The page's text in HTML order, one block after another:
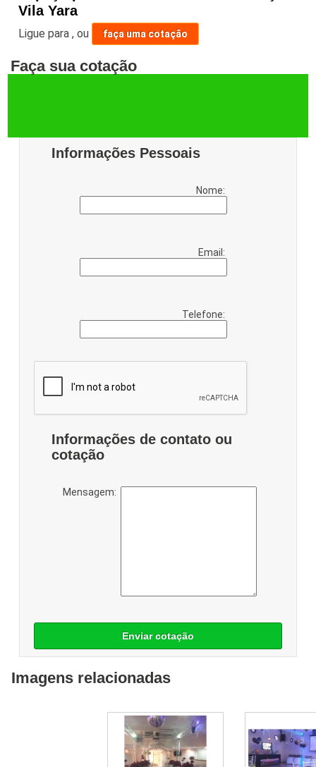
Vila Yara
Ligue para,ou faça uma cotação
Faça sua cotação
Informações Pessoais
Nome:
Email:
Telefone:
Informações de contato ou
cotação
Mensagem:
Enviar cotação
Imagens relacionadas